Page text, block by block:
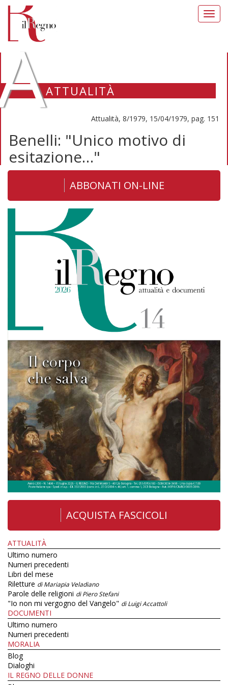
ATTUALITÀ
Attualità, 8/1979, 15/04/1979, pag. 151
Benelli: "Unico motivo di
esitazione…"
ABBONATI ON-LINE
ACQUISTA FASCICOLI
ATTUALITÀ
Ultimo numero
Numeri precedenti
Libri del mese
Riletture di Mariapia Veladiano
Parole delle religioni di Piero Stefani
"Io non mi vergogno del Vangelo" di Luigi Accattoli
DOCUMENTI
Ultimo numero
Numeri precedenti
MORALIA
Blog
Dialoghi
IL REGNO DELLE DONNE